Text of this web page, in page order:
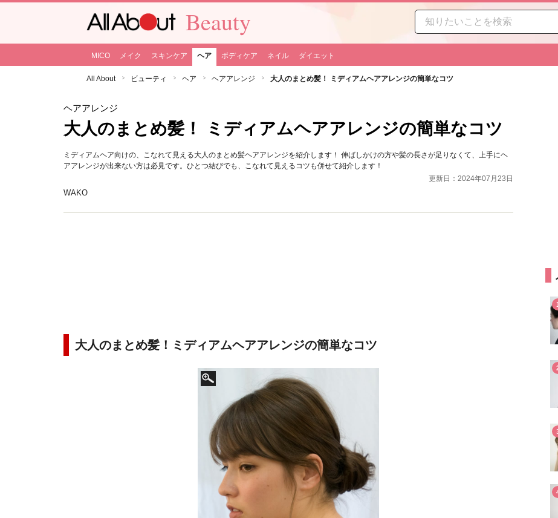
Beauty
MICO メイク スキンケア ヘア ボディケア ネイル ダイエット
All About ビューティ ヘア ヘアアレンジ 大人のまとめ髪！ ミディアムヘアアレンジの簡単なコツ
ヘアアレンジ
大人のまとめ髪！ ミディアムヘアアレンジの簡単なコツ
ミディアムヘア向けの、こなれて見える大人のまとめ髪ヘアアレンジを紹介します！ 伸ばしかけの方や髪の長さが足りなくて、上手にヘ
アアレンジが出来ない方は必見です。ひとつ結びでも、こなれて見えるコツも併せて紹介します！
更新日：2024年07月23日
WAKO
大人のまとめ髪！ミディアムヘアアレンジの簡単なコツ